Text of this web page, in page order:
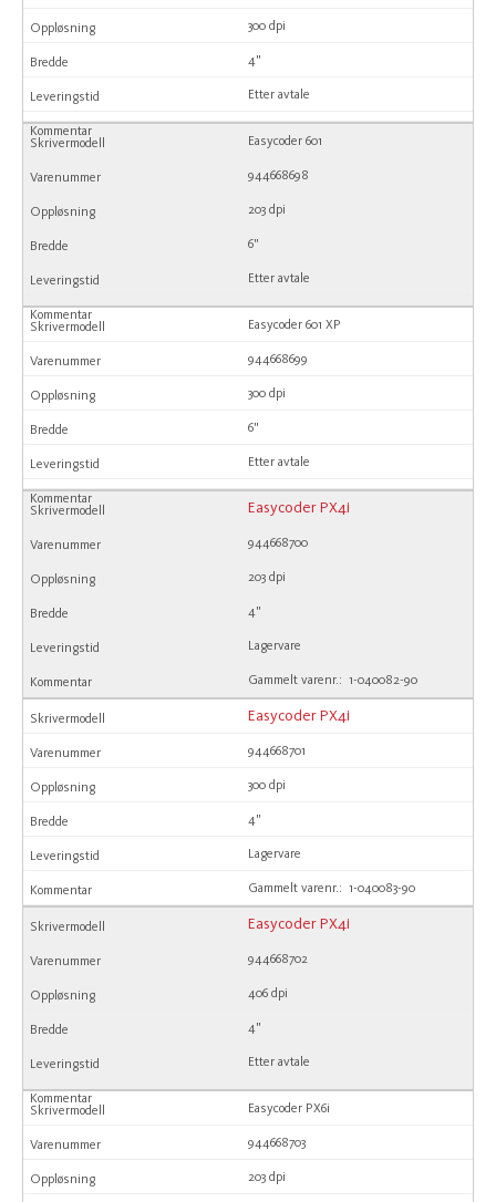
300 dpi
4"
Etter avtale
Easycoder 601
944668698
203 dpi
6"
Etter avtale
Easycoder 601 XP
944668699
300 dpi
6"
Etter avtale
Easycoder PX4i
944668700
203 dpi
4"
Lagervare
Gammelt varenr.: 1-040082-90
Easycoder PX4i
944668701
300 dpi
4"
Lagervare
Gammelt varenr.: 1-040083-90
Easycoder PX4i
944668702
406 dpi
4"
Etter avtale
Easycoder PX6i
944668703
203 dpi